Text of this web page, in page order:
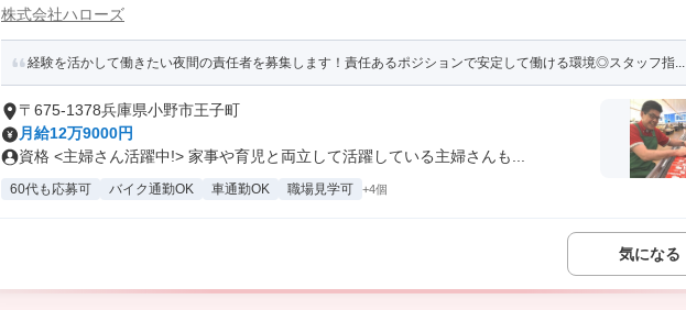
株式会社ハローズ
経験を活かして働きたい夜間の責任者を募集します！責任あるポジションで安定して働ける環境◎スタッフ指...
〒675-1378兵庫県小野市王子町
月給12万9000円
資格 <主婦さん活躍中!> 家事や育児と両立して活躍している主婦さんも...
60代も応募可 バイク通勤OK 車通勤OK 職場見学可 +4個
気になる